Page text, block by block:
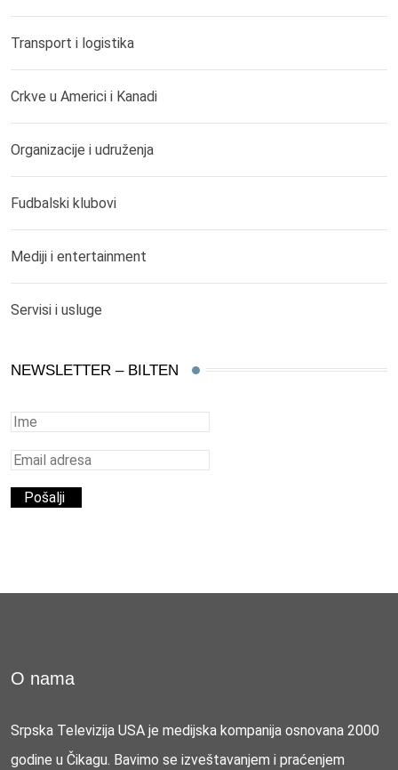
Transport i logistika
Crkve u Americi i Kanadi
Organizacije i udruženja
Fudbalski klubovi
Mediji i entertainment
Servisi i usluge
NEWSLETTER – BILTEN
O nama
Srpska Televizija USA je medijska kompanija osnovana 2000
godine u Čikagu. Bavimo se izveštavanjem i praćenjem